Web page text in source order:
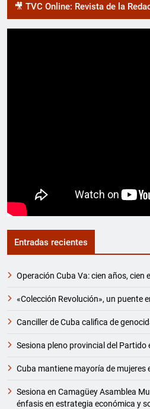
🎥 TVC Online: Revista de la
Entradas recientes
Operación Cuba Va: cien años, cien
«Colección Revolución», un puente
Canciller de Cuba califica de
Sesiona pleno provincial del Partido
Cuba mantiene mayoría de mujeres
Sesiona en Camagüey Asamblea
énfasis en estrategia económica y